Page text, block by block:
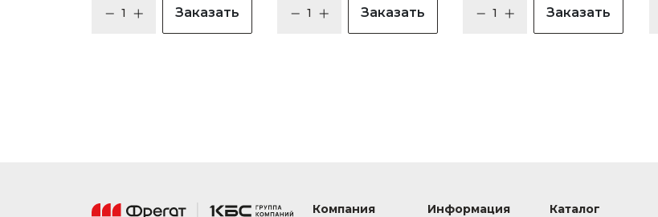
Заказать Заказать Заказать
Компания
Информация
Каталог